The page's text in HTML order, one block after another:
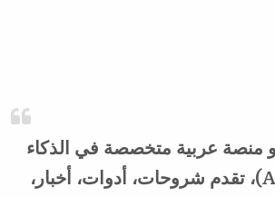
منصة عربية متخصصة في الذكاء
الاصطناعي (AI)، تقدم شروحات، أدوات، أخبار،